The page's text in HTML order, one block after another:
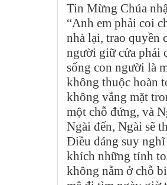
Tin Mừng Chúa
“Anh em phải coi
nhà lại, trao quyền
người giữ cửa phải
sống con người là
không thuộc hoàn
không vắng mặt
một chỗ đứng, và
Ngài đến, Ngài sẽ
Điều đáng suy
khích những tính
không nằm ở chỗ